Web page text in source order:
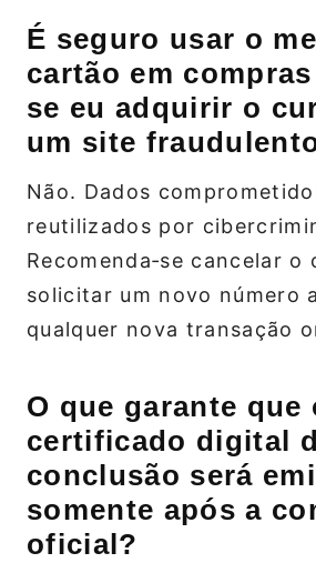
É seguro usar o
cartão em
se eu adquirir o
um site
Não. Dados
reutilizados por
Recomenda‑se cancelar o
solicitar um novo número
qualquer nova transação
O que garante que
certificado digital
conclusão será
somente após a
oficial?